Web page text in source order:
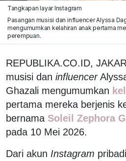
Tangkapan layar Instagram
Pasangan musisi dan influencer Alyssa
mengumumkan kelahiran anak pertama
perempuan.
REPUBLIKA.CO.ID,
musisi dan influencer
Ghazali mengumumkan
pertama mereka berjenis
bernama Soleil Zephora
pada 10 Mei 2026.
Dari akun Instagram